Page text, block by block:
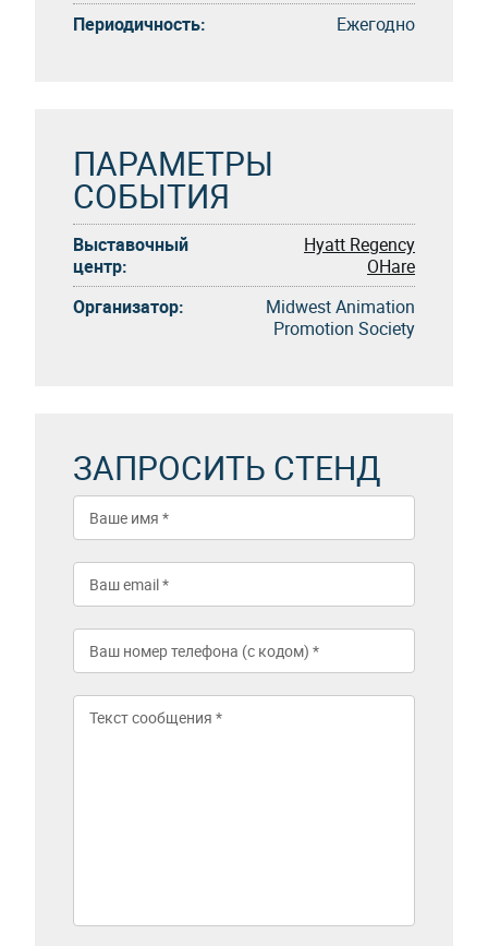
Периодичность:
Eжегоднo
ПАРАМЕТРЫ
СОБЫТИЯ
Выставочный
центр:
Hyatt Regency
OHare
Организатор:
Midwest Animation
Promotion Society
ЗАПРОСИТЬ СТЕНД